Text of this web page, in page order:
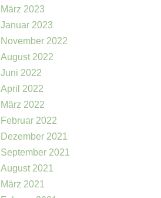
März 2023
Januar 2023
November 2022
August 2022
Juni 2022
April 2022
März 2022
Februar 2022
Dezember 2021
September 2021
August 2021
März 2021